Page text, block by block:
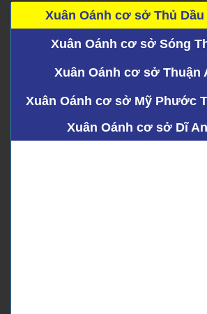
Xuân Oánh cơ sở Thủ Dầu
Xuân Oánh cơ sở Sóng
Xuân Oánh cơ sở Thuận
Xuân Oánh cơ sở Mỹ Phước
Xuân Oánh cơ sở Dĩ